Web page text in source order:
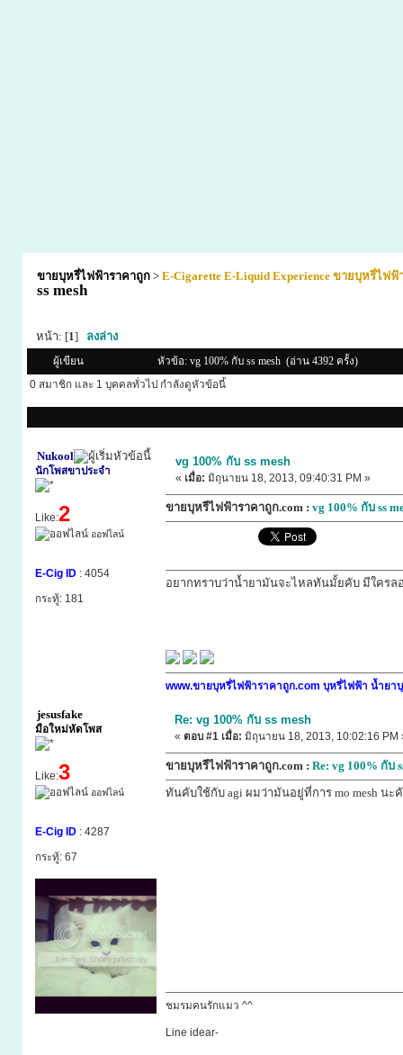
ขายบุหรี่ไฟฟ้าราคาถูก >E-Cigarette E-Liquid Experience ขายบุหรี่ไฟฟ้
ss mesh
หน้า: [1] ลงล่าง
ผู้เขียน
หัวข้อ: vg 100% กับ ss mesh (อ่าน 4392 ครั้ง)
0 สมาชิก และ 1 บุคคลทั่วไป กำลังดูหัวข้อนี้
Nukool
นักโพสขาประจำ
Like:2
ออฟไลน์
E-Cig ID: 4054
กระทู้: 181
vg 100% กับ ss mesh
« เมื่อ: มิถุนายน 18, 2013, 09:40:31 PM »
ขายบุหรี่ไฟฟ้าราคาถูก.com : vg 100% กับ ss
อยากทราบว่าน้ำยามันจะไหลทันมั้ยคับ มีใครล
www.ขายบุหรี่ไฟฟ้าราคาถูก.com บุหรี่ไฟฟ้า น้ำยา
jesusfake
มือใหม่หัดโพส
Like:3
ออฟไลน์
E-Cig ID: 4287
กระทู้: 67
Re: vg 100% กับ ss mesh
« ตอบ #1 เมื่อ: มิถุนายน 18, 2013, 10:02:16 PM
ขายบุหรี่ไฟฟ้าราคาถูก.com : Re: vg 100% กับ
ทันคับใช้กับ agi ผมว่ามันอยู่ที่การ mo mesh น
ชมรมคนรักแมว ^^
Line idear-